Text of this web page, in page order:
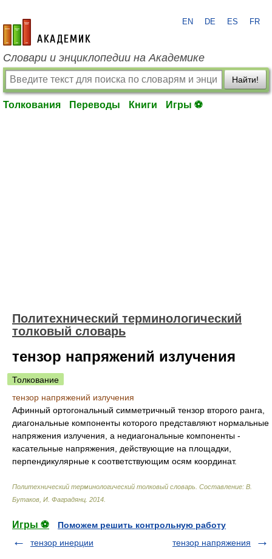
academic.ru
EN DE ES FR
Словари и энциклопедии на Академике
Найти!
Толкования Переводы Книги Игры ⚽
Политехнический терминологический
толковый словарь
тензор напряжений излучения
Толкование
тензор напряжений излучения
Афинный ортогональный симметричный тензор второго ранга,
диагональные компоненты которого представляют нормальные
напряжения излучения, а недиагональные компоненты -
касательные напряжения, действующие на площадки,
перпендикулярные к соответствующим осям координат.
Политехнический терминологический толковый словарь Составление: В.
Бутаков, И. Фаградянц 2014
Игры ⚽
Поможем решить контрольную работу
тензор инерции
тензор напряжения